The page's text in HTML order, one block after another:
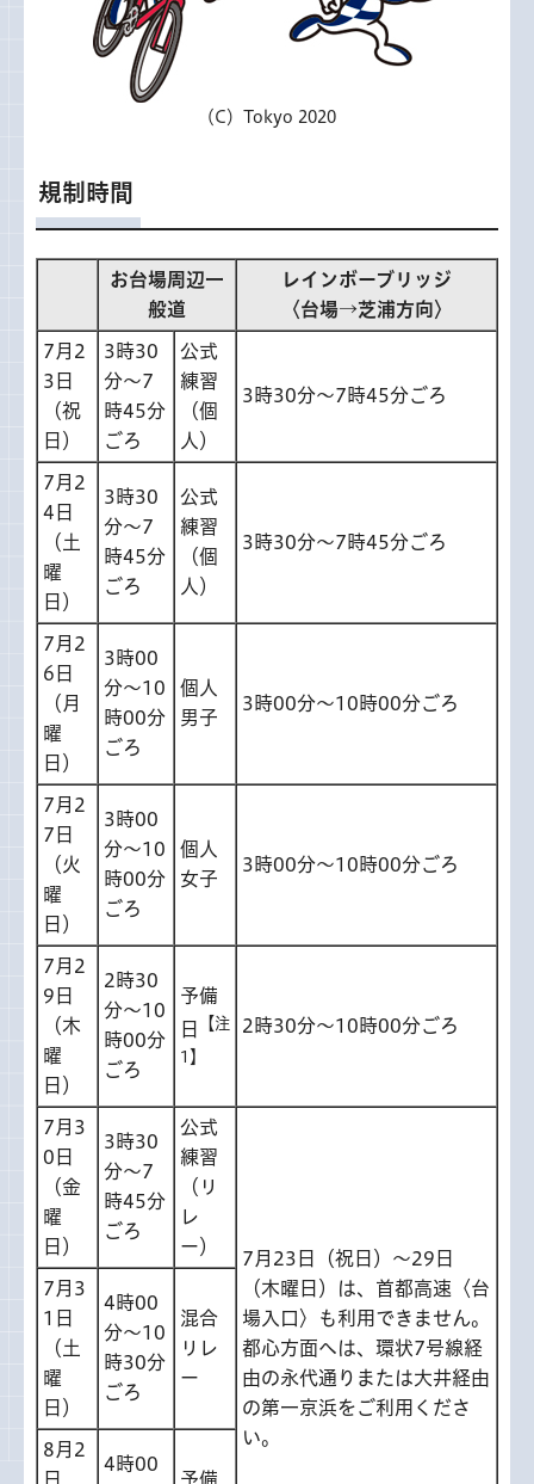
（C）Tokyo 2020
規制時間
お台場周辺一
般道
レインボーブリッジ
〈台場→芝浦方向〉
7月2
3日
（祝
日）
3時30
分～7
時45分
ごろ
公式
練習
（個
人）
3時30分～7時45分ごろ
7月2
4日
（土
曜
日）
3時30
分～7
時45分
ごろ
公式
練習
（個
人）
3時30分～7時45分ごろ
7月2
6日
（月
曜
日）
3時00
分～10
時00分
ごろ
個人
男子
3時00分～10時00分ごろ
7月2
7日
（火
曜
日）
3時00
分～10
時00分
ごろ
個人
女子
3時00分～10時00分ごろ
7月2
9日
（木
曜
日）
2時30
分～10
時00分
ごろ
予備
日
【注
1】
2時30分～10時00分ごろ
7月3
0日
（金
曜
日）
3時30
分～7
時45分
ごろ
公式
練習
（リ
レ
ー）
7月23日（祝日）～29日
（木曜日）は、首都高速〈台
場入口〉も利用できません。
都心方面へは、環状7号線経
由の永代通りまたは大井経由
の第一京浜をご利用くださ
い。
7月3
1日
（土
曜
日）
4時00
分～10
時30分
ごろ
混合
リレ
ー
8月2
日
4時00
予備